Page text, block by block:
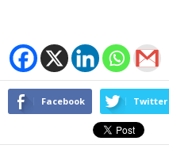
Facebook Twitter